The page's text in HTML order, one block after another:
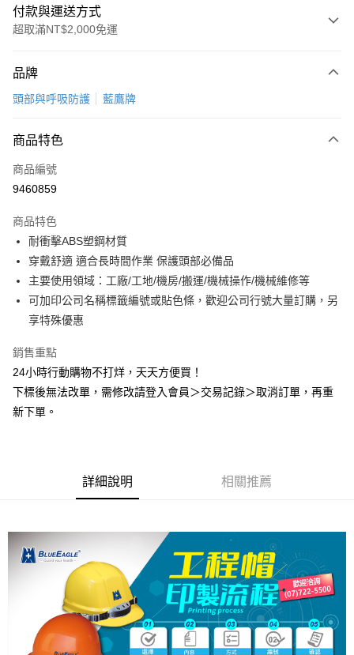
付款與運送方式
超取滿NT$2,000免運
信用卡一次付款
LINE Pay
Apple Pay
Google Pay
全盈+PAY
AFTEE先享後付
相關說明
【關於「AFTEE先享後付」】
便利好安心！
１．簡單：不需註冊會員、不需綁卡、不需儲值。
２．便利：只要手機號碼，簡訊認證，即可結帳。
３．安心：先確認商品／服務後，再付款。
３．收到繳費通知簡訊後14天內，點擊此簡訊中的連結，可透過四大超商／
※ 交易是否成功請以「AFTEE先享後付 」之結帳頁面顯示為準，若有關於
是否繳費成功／繳費後需取消欲退款等相關疑問，請聯繫「AFTEE先享後付
客戶支援中心」
https://netprotections.freshdesk.com/support/home
【注意事項】
１．透過由恩沛科技股份有限公司提供之「AFTEE先享後付」服務完成之交
易，需依本服務之必要範圍內提供個人資料，並將交易相關給付款項請求債
權轉讓予恩沛科技股份有限公司。
運送方式
全家取貨付款
每筆NT$60，滿NT$2,000(含以上)免運費
7-11取貨付款
付款後7-11取貨
每筆NT$60，滿NT$2,000(含以上)免運費
一般地區宅配<如偏遠地區會員請勿選擇一般宅配，請點選其他選項
內「偏遠地區宅配」>
每筆NT$90，滿NT$2,000(含以上)免運費
品牌
頭部與呼吸防護 藍鷹牌
商品特色
商品編號
9460859
商品特色
耐衝擊ABS塑鋼材質
穿戴舒適 適合長時間作業 保護頭部必備品
主要使用領域：工廠/工地/機房/搬運/機械操作/機械維修等
可加印公司名稱標籤編號或貼色條，歡迎公司行號大量訂購，另
享特殊優惠
銷售重點
24小時行動購物不打烊，天天方便買！
下標後無法改單，需修改請登入會員＞交易記錄＞取消訂單，再重
新下單。
詳細說明 相關推薦